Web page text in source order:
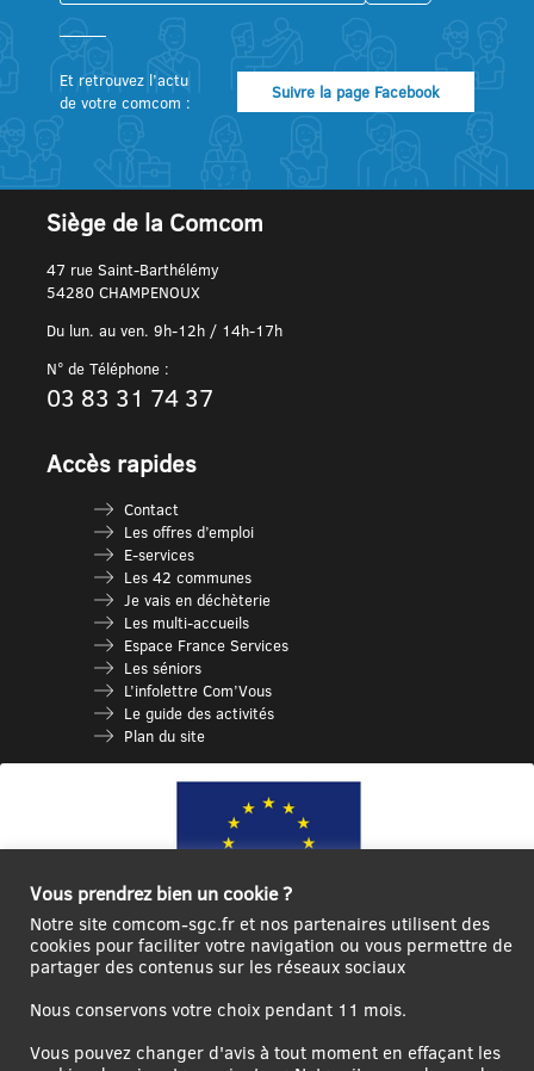
Et retrouvez l’actu
de votre comcom :
Suivre la page Facebook
Siège de la Comcom
47 rue Saint-Barthélémy
54280 CHAMPENOUX
Du lun. au ven. 9h-12h / 14h-17h
N° de Téléphone :
03 83 31 74 37
Accès rapides
Contact
Les offres d’emploi
E-services
Les 42 communes
Je vais en déchèterie
Les multi-accueils
Espace France Services
Les séniors
L’infolettre Com’Vous
Le guide des activités
Plan du site
Ce site internet a été cofinancé par l’Union européenne avec le Fonds
connecter|Se
compte
du
légales
Vous prendrez bien un cookie ?
Notre site comcom-sgc.fr et nos partenaires utilisent des
cookies pour faciliter votre navigation ou vous permettre de
partager des contenus sur les réseaux sociaux
Nous conservons votre choix pendant 11 mois.
Vous pouvez changer d'avis à tout moment en effaçant les